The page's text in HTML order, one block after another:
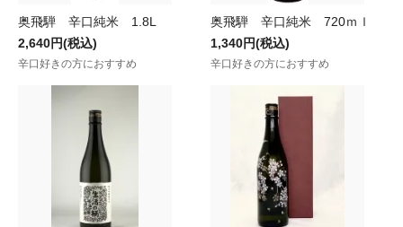
奥飛騨 辛口純米 1.8L
2,640円(税込)
辛口好きの方におすすめ
奥飛騨 辛口純米 720ｍｌ
1,340円(税込)
辛口好きの方におすすめ